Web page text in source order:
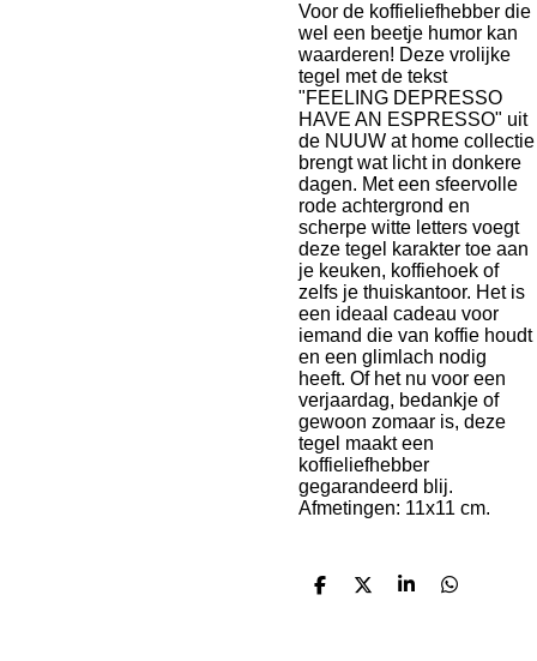
Voor de koffieliefhebber die
wel een beetje humor kan
waarderen! Deze vrolijke
tegel met de tekst
"FEELING DEPRESSO
HAVE AN ESPRESSO" uit
de NUUW at home collectie
brengt wat licht in donkere
dagen. Met een sfeervolle
rode achtergrond en
scherpe witte letters voegt
deze tegel karakter toe aan
je keuken, koffiehoek of
zelfs je thuiskantoor. Het is
een ideaal cadeau voor
iemand die van koffie houdt
en een glimlach nodig
heeft. Of het nu voor een
verjaardag, bedankje of
gewoon zomaar is, deze
tegel maakt een
koffieliefhebber
gegarandeerd blij.
Afmetingen: 11x11 cm.
D
D
S
D